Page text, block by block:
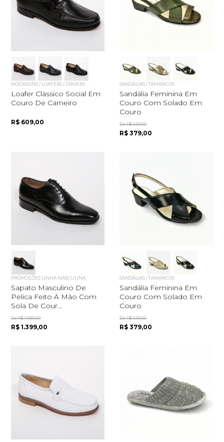
MOCASSINS / LOAFERS / DRIVERS
Loafer Clássico Social Em
Couro De Carneiro
R$ 609,00
SANDÁLIAS / TAMANCOS
Sandália Feminina Em
Couro Com Solado Em
Couro
De R$ 539,00
R$ 379,00
PROMOÇÕES LINHA MASCULINA
Sapato Masculino De
Pelica Feito À Mão Com
Sola De Cour...
De R$ 1.999,00
R$ 1.399,00
SANDÁLIAS / TAMANCOS
Sandália Feminina Em
Couro Com Solado Em
Couro
De R$ 539,00
R$ 379,00